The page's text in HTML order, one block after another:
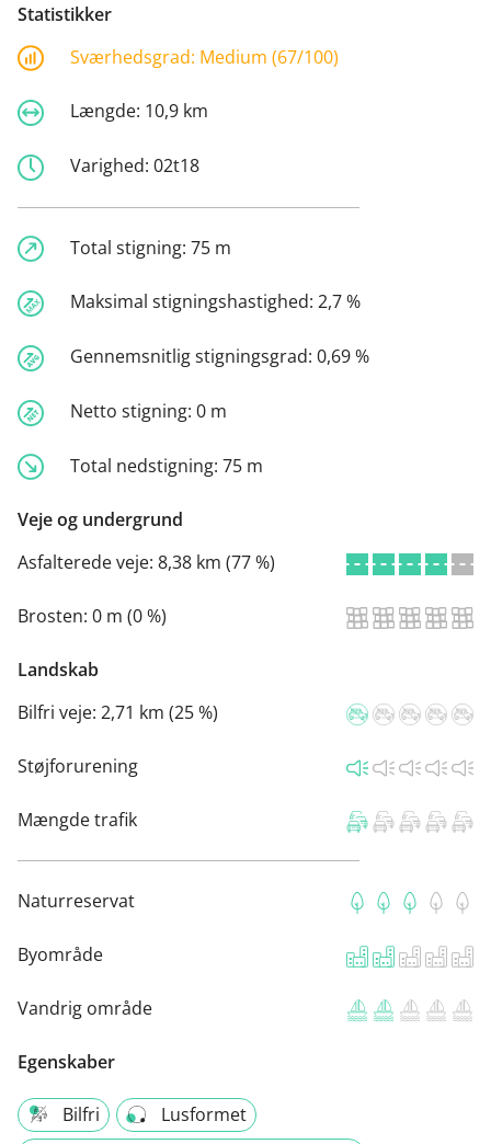
Statistikker
Sværhedsgrad: Medium (67/100)
Længde: 10,9 km
Varighed: 02t18
Total stigning: 75 m
Maksimal stigningshastighed: 2,7 %
Gennemsnitlig stigningsgrad: 0,69 %
Netto stigning: 0 m
Total nedstigning: 75 m
Veje og undergrund
Asfalterede veje: 8,38 km (77 %)
Brosten: 0 m (0 %)
Landskab
Bilfri veje: 2,71 km (25 %)
Støjforurening
Mængde trafik
Naturreservat
Byområde
Vandrig område
Egenskaber
Bilfri
Lusformet